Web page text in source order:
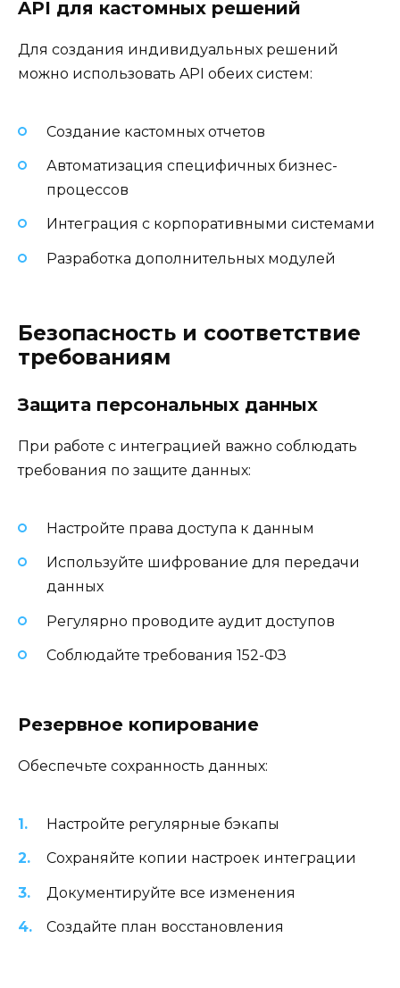
API для кастомных решений
Для создания индивидуальных решений
можно использовать API обеих систем:
Создание кастомных отчетов
Автоматизация специфичных бизнес-
процессов
Интеграция с корпоративными системами
Разработка дополнительных модулей
Безопасность и соответствие
требованиям
Защита персональных данных
При работе с интеграцией важно соблюдать
требования по защите данных:
Настройте права доступа к данным
Используйте шифрование для передачи
данных
Регулярно проводите аудит доступов
Соблюдайте требования 152-ФЗ
Резервное копирование
Обеспечьте сохранность данных:
Настройте регулярные бэкапы
Сохраняйте копии настроек интеграции
Документируйте все изменения
Создайте план восстановления